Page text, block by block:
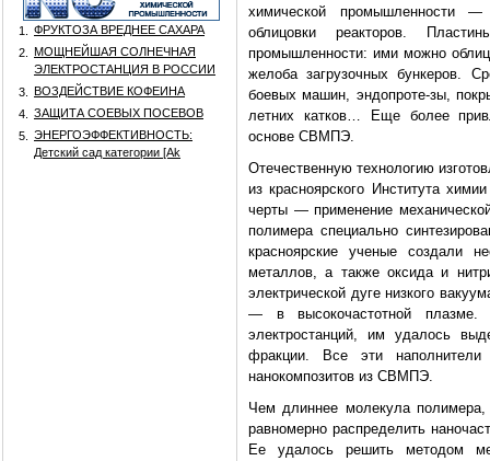
1.
ФРУКТОЗА ВРЕДНЕЕ САХАРА
2.
МОЩНЕЙШАЯ СОЛНЕЧНАЯ
ЭЛЕКТРОСТАНЦИЯ В РОССИИ
3.
ВОЗДЕЙСТВИЕ КОФЕИНА
4.
ЗАЩИТА СОЕВЫХ ПОСЕВОВ
5.
ЭНЕРГОЭФФЕКТИВНОСТЬ:
Детский сад категории [Аk
химической промышленности —
облицовки реакторов.
промышленности: ими можно
желоба загрузочных бункеров.
боевых машин, эндопроте-зы,
летних катков… Еще более
основе СВМПЭ.
Отечественную технологию
из красноярского Института
черты — применение
полимера специально
красноярские ученые создали
металлов, а также оксида и
электрической дуге низкого
— в высокочастотной
электростанций, им удалось
фракции. Все эти
нанокомпозитов из СВМПЭ.
Чем длиннее молекула полимера,
равномерно распределить
Ее удалось решить методом